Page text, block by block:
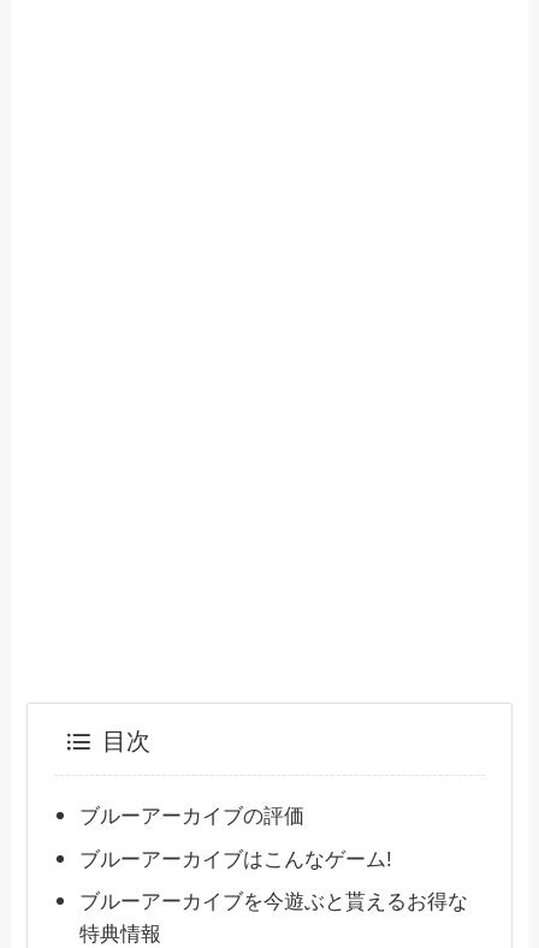
目次
ブルーアーカイブの評価
ブルーアーカイブはこんなゲーム!
ブルーアーカイブを今遊ぶと貰えるお得な
特典情報